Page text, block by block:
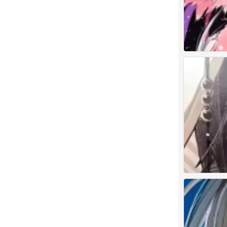
古早
0
古早の漫
0
古早
0